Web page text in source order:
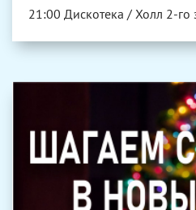
21:00 Дискотека / Холл 2-го